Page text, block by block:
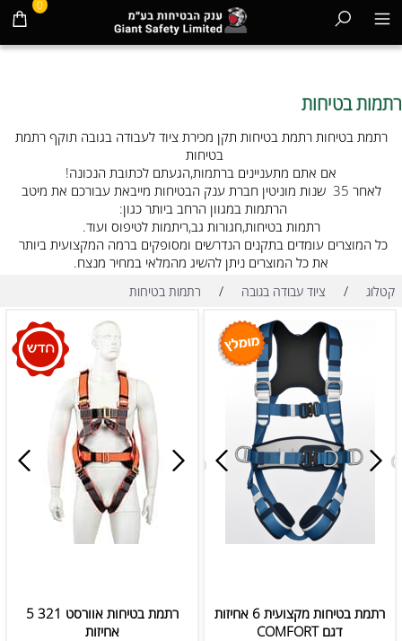
0
רתמות בטיחות
רתמת בטיחות רתמת בטיחות תקן מכירת ציוד לעבודה בגובה תוקף רתמת
בטיחות
אם אתם מתעניינים ברתמות,הגעתם לכתובת הנכונה!
לאחר 35 שנות מוניטין חברת ענק הבטיחות מייבאת עבורכם את מיטב
הרתמות במגוון הרחב ביותר כגון:
רתמות בטיחות,חגורות גב,ריתמות לטיפוס ועוד.
כל המוצרים עומדים בתקנים הנדרשים ומסופקים ברמה המקצועית ביותר
את כל המוצרים ניתן להשיג מהמלאי במחיר מנצח.
קטלוג / ציוד עבודה בגובה / רתמות בטיחות
רתמת בטיחות מקצועית 6 אחיזות
דגם COMFORT
רתמת בטיחות אוורסט 321 5
אחיזות